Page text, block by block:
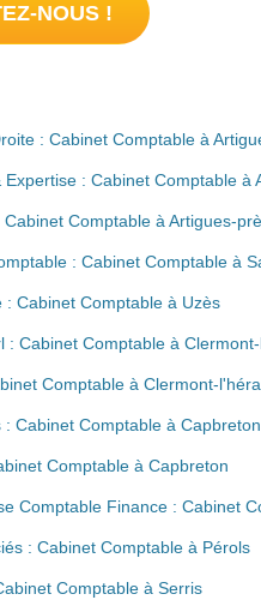
NOUS !
: Cabinet Comptable à
Expertise : Cabinet Comptable à
Comptable à Artigues-
: Cabinet Comptable à
: Cabinet Comptable à Uzès
: Cabinet Comptable à
Comptable à Clermont-
: Cabinet Comptable à Capbreton
Comptable à Capbreton
Comptable Finance : Cabinet
: Cabinet Comptable à Pérols
Comptable à Serris